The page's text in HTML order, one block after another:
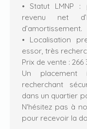
Statut LMNP :
revenu net
d’amortissement.
Localisation
essor, très
Prix de vente : 266
Un placement
recherchant
dans un quartier
N'hésitez pas à
pour recevoir la